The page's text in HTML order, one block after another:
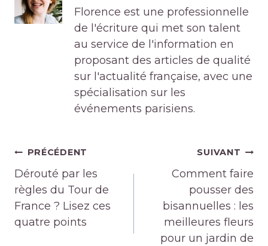
Florence est une professionnelle
de l'écriture qui met son talent
au service de l'information en
proposant des articles de qualité
sur l'actualité française, avec une
spécialisation sur les
événements parisiens.
Navigation
de
l’article
PRÉCÉDENT
Dérouté par les
règles du Tour de
France ? Lisez ces
quatre points
SUIVANT
Comment faire
pousser des
bisannuelles : les
meilleures fleurs
pour un jardin de